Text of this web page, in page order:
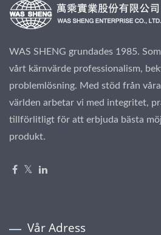
WAS SHENG grundades 1985.
vårt kärnvärde professionalism,
problemlösning. Med stöd från
världen arbetar vi med integritet,
tillförlitligt för att erbjuda bästa
produkt.
Vår Adress